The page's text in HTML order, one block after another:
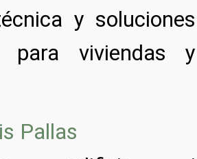
y soluciones
para viviendas y
Pallas